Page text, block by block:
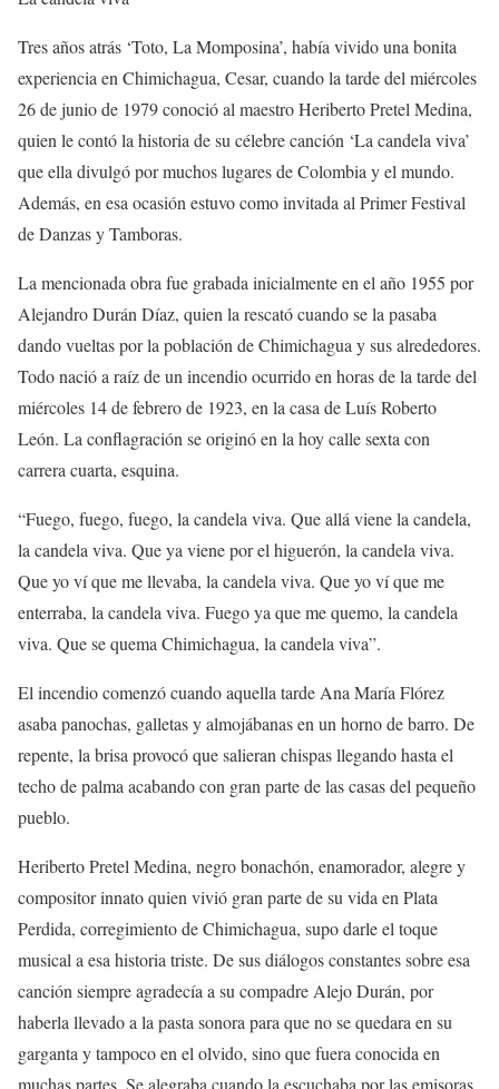
Tres años atrás ‘Toto, La Momposina’, había vivido una bonita
experiencia en Chimichagua, Cesar, cuando la tarde del miércoles
26 de junio de 1979 conoció al maestro Heriberto Pretel Medina,
quien le contó la historia de su célebre canción ‘La candela viva’
que ella divulgó por muchos lugares de Colombia y el mundo.
Además, en esa ocasión estuvo como invitada al Primer Festival
de Danzas y Tamboras.
La mencionada obra fue grabada inicialmente en el año 1955 por
Alejandro Durán Díaz, quien la rescató cuando se la pasaba
dando vueltas por la población de Chimichagua y sus alrededores.
Todo nació a raíz de un incendio ocurrido en horas de la tarde del
miércoles 14 de febrero de 1923, en la casa de Luís Roberto
León. La conflagración se originó en la hoy calle sexta con
carrera cuarta, esquina.
“Fuego, fuego, fuego, la candela viva. Que allá viene la candela,
la candela viva. Que ya viene por el higuerón, la candela viva.
Que yo ví que me llevaba, la candela viva. Que yo ví que me
enterraba, la candela viva. Fuego ya que me quemo, la candela
viva. Que se quema Chimichagua, la candela viva”.
El incendio comenzó cuando aquella tarde Ana María Flórez
asaba panochas, galletas y almojábanas en un horno de barro. De
repente, la brisa provocó que salieran chispas llegando hasta el
techo de palma acabando con gran parte de las casas del pequeño
pueblo.
Heriberto Pretel Medina, negro bonachón, enamorador, alegre y
compositor innato quien vivió gran parte de su vida en Plata
Perdida, corregimiento de Chimichagua, supo darle el toque
musical a esa historia triste. De sus diálogos constantes sobre esa
canción siempre agradecía a su compadre Alejo Durán, por
haberla llevado a la pasta sonora para que no se quedara en su
garganta y tampoco en el olvido, sino que fuera conocida en
muchas partes. Se alegraba cuando la escuchaba por las emisoras,